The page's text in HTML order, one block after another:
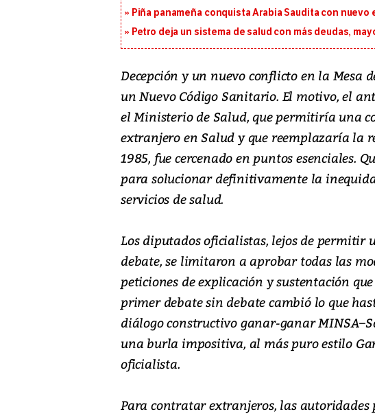
Piña panameña conquista Arabia Saudita con nuevo
Petro deja un sistema de salud con más deudas,
Decepción y un nuevo conflicto en la Mesa
un Nuevo Código Sanitario. El motivo, el
el Ministerio de Salud, que permitiría una
extranjero en Salud y que reemplazaría la
1985, fue cercenado en puntos esenciales.
para solucionar definitivamente la
servicios de salud.
Los diputados oficialistas, lejos de
debate, se limitaron a aprobar todas las
peticiones de explicación y sustentación
primer debate sin debate cambió lo que
diálogo constructivo ganar-ganar
una burla impositiva, al más puro estilo
oficialista.
Para contratar extranjeros, las autoridades